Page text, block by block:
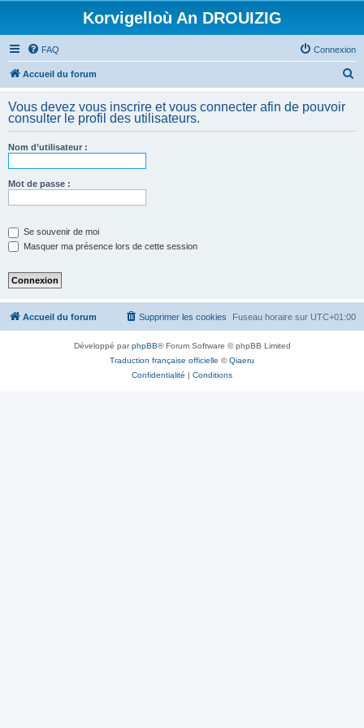
Korvigelloù An DROUIZIG
FAQ Connexion
Accueil du forum
h
Vous devez vous inscrire et vous connecter afin de pouvoir
consulter le profil des utilisateurs.
Nom d’utilisateur :
Mot de passe :
Se souvenir de moi
Masquer ma présence lors de cette session
Accueil du forum Fuseau horaire sur UTC+01:00
Supprimer les cookies
Développé parphpBB® Forum Software © phpBB Limited
Traduction française officielle ©Qiaeru
Confidentialité | Conditions